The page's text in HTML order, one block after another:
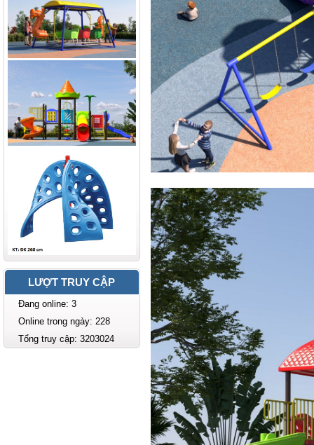
LƯỢT TRUY CẬP
Đang online: 3
Online trong ngày: 228
Tổng truy cập: 3203024